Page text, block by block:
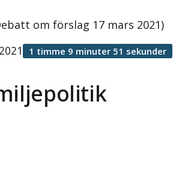
om förslag 17 mars 2021)
1 timme 9 minuter 51 sekunder